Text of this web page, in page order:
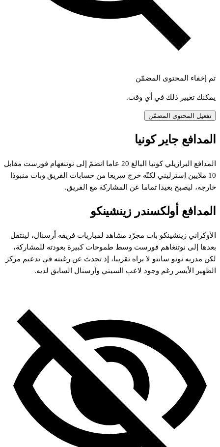
تم إخفاء المحتوى المضمّن
يمكنك تغيير ذلك في أي وقت.
تفعيل المحتوى المضمّن
المدافع جاير كونيا
المدافع البرازيلي كونيا البالغ 20 عاما انضمّ إلى نوتنغهام فورست مقابل
10 ملايين إسترليني لكنّه خرج سريعا من حسابات الفريق وبات منبوذا
خارجه، ليصبح بعيدا تماما عن المشاركة مع الفريق.
المدافع أولكسندر زينشينكو
الأوكراني زينشينكو بات مجرّد مشاهد لمباريات فريقه أرسنال، لينتقل
بعدها إلى نوتنغاهم فورست وسط طموحات كبيرة بعودته للمشاركة،
لكن مدربه نونو سانتو لا يراه تقريبا، إذ تحدث عن رغبته في تدعيم مركز
الظهير الأيسر رغم وجود لاعب السيتي وأرسنال السابق لديه.